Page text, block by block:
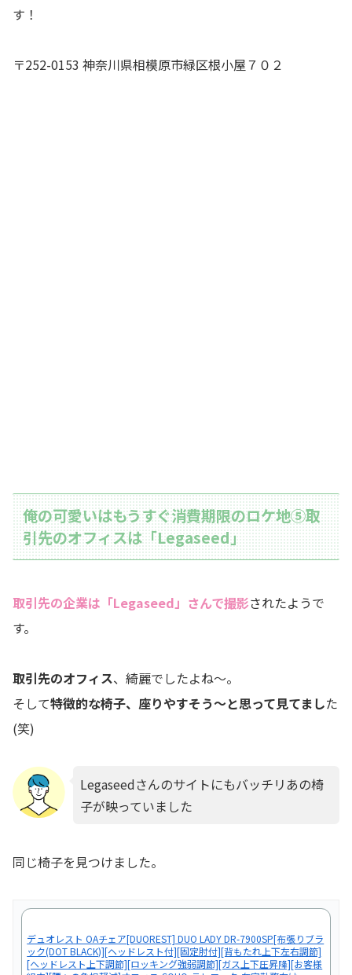
す！
〒252-0153 神奈川県相模原市緑区根小屋７０２
俺の可愛いはもうすぐ消費期限のロケ地⑤取
引先のオフィスは「Legaseed」
取引先の企業は「Legaseed」さんで撮影されたようで
す。
取引先のオフィス、綺麗でしたよね～。
そして特徴的な椅子、座りやすそう～と思って見てました
(笑)
Legaseedさんのサイトにもバッチリあの椅
子が映っていました
同じ椅子を見つけました。
デュオレスト OAチェア[DUOREST] DUO LADY DR-7900SP[布張りブラ
ック(DOT BLACK)][ヘッドレスト付][固定肘付][背もたれ上下左右調節]
[ヘッドレスト上下調節][ロッキング強弱調節][ガス上下圧昇降][お客様